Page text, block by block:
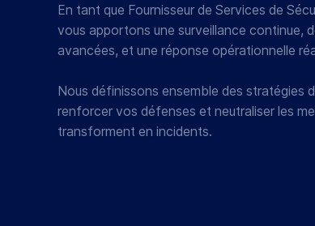
En tant que Fournisseur de Services de
vous apportons une surveillance continue,
avancées, et une réponse opérationnelle
Nous définissons ensemble des stratégies
renforcer vos défenses et neutraliser les
transforment en incidents.